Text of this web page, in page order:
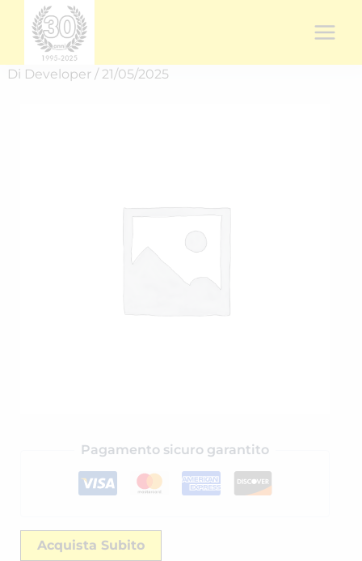
contenuto
Di Developer / 21/05/2025
Pagamento sicuro garantito
Acquista Subito